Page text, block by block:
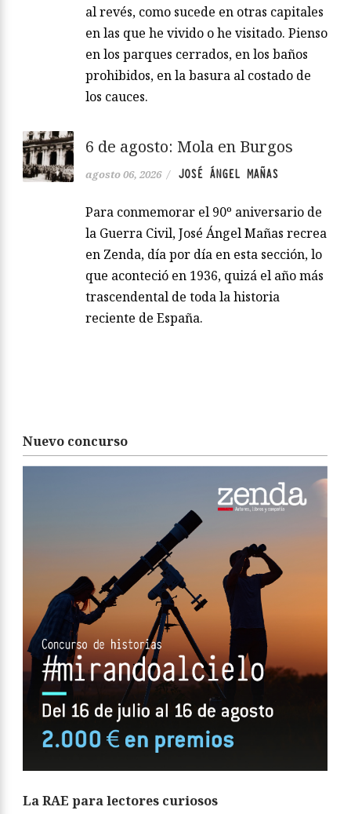
al revés, como sucede en otras capitales
en las que he vivido o he visitado. Pienso
en los parques cerrados, en los baños
prohibidos, en la basura al costado de
los cauces.
6 de agosto: Mola en Burgos
agosto 06, 2026 / JOSÉ ÁNGEL MAÑAS
Para conmemorar el 90º aniversario de
la Guerra Civil, José Ángel Mañas recrea
en Zenda, día por día en esta sección, lo
que aconteció en 1936, quizá el año más
trascendental de toda la historia
reciente de España.
Nuevo concurso
La RAE para lectores curiosos